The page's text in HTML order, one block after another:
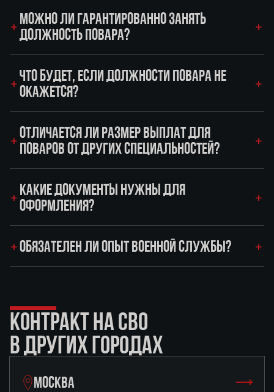
МОЖНО ЛИ ГАРАНТИРОВАННО ЗАНЯТЬ
ДОЛЖНОСТЬ ПОВАРА?
ЧТО БУДЕТ, ЕСЛИ ДОЛЖНОСТИ ПОВАРА НЕ
ОКАЖЕТСЯ?
ОТЛИЧАЕТСЯ ЛИ РАЗМЕР ВЫПЛАТ ДЛЯ
ПОВАРОВ ОТ ДРУГИХ СПЕЦИАЛЬНОСТЕЙ?
КАКИЕ ДОКУМЕНТЫ НУЖНЫ ДЛЯ
ОФОРМЛЕНИЯ?
ОБЯЗАТЕЛЕН ЛИ ОПЫТ ВОЕННОЙ СЛУЖБЫ?
КОНТРАКТ НА СВО
В ДРУГИХ ГОРОДАХ
МОСКВА